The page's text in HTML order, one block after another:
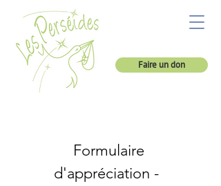
Faire un don
Formulaire
d'appréciation -